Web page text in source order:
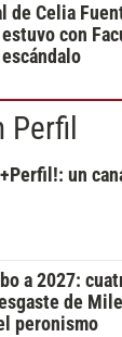
de Celia
con
Perfil
un
a 2027:
de
peronismo